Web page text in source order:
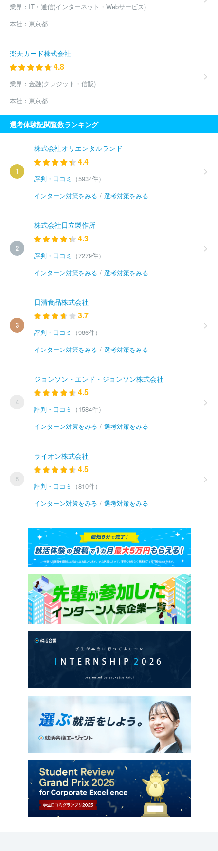
業界： IT・通信(インターネット・Webサービス)
本社： 東京都
楽天カード株式会社
4.8
業界： 金融(クレジット・信販)
本社： 東京都
選考体験記閲覧数ランキング
1
株式会社オリエンタルランド
4.4
評判・口コミ
（5934件）
インターン対策をみる / 選考対策をみる
2
株式会社日立製作所
4.3
評判・口コミ
（7279件）
インターン対策をみる / 選考対策をみる
3
日清食品株式会社
3.7
評判・口コミ
（986件）
インターン対策をみる / 選考対策をみる
4
ジョンソン・エンド・ジョンソン株式会社
4.5
評判・口コミ
（1584件）
インターン対策をみる / 選考対策をみる
5
ライオン株式会社
4.5
評判・口コミ
（810件）
インターン対策をみる / 選考対策をみる